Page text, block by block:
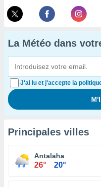
La Météo dans
J'ai lu et j'accepte la
Principales villes
Antalaha
26° 20°